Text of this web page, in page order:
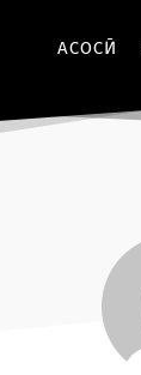
АСОСӢ